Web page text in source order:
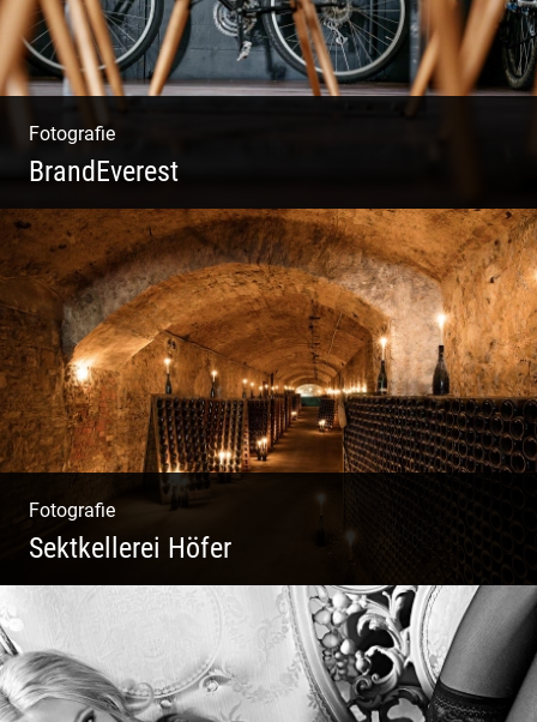
Fotografie
BrandEverest
Kommunikationsfotografie | Branding mit
Bildwelten | Markenerlebnisse | Corporate
Design
Fotografie
Sektkellerei Höfer
Sekt Perlen | Tiefe Keller | Coole Kerle |
Idyllische Weinberge